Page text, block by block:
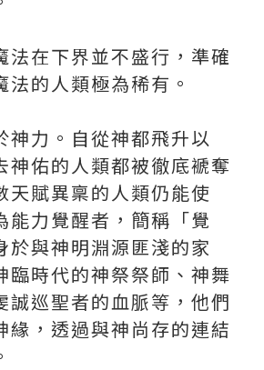
法在下界並不盛行，準確
的人類極為稀有。
神力。自從神都飛升以
神佑的人類都被徹底褫奪
天賦異稟的人類仍能使
能力覺醒者，簡稱「覺
於與神明淵源匪淺的家
臨時代的神祭祭師、神舞
誠巡聖者的血脈等，他們
緣，透過與神尚存的連結